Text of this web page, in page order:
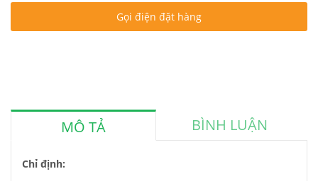
Gọi điện đặt hàng
MÔ TẢ BÌNH LUẬN
Chỉ định: